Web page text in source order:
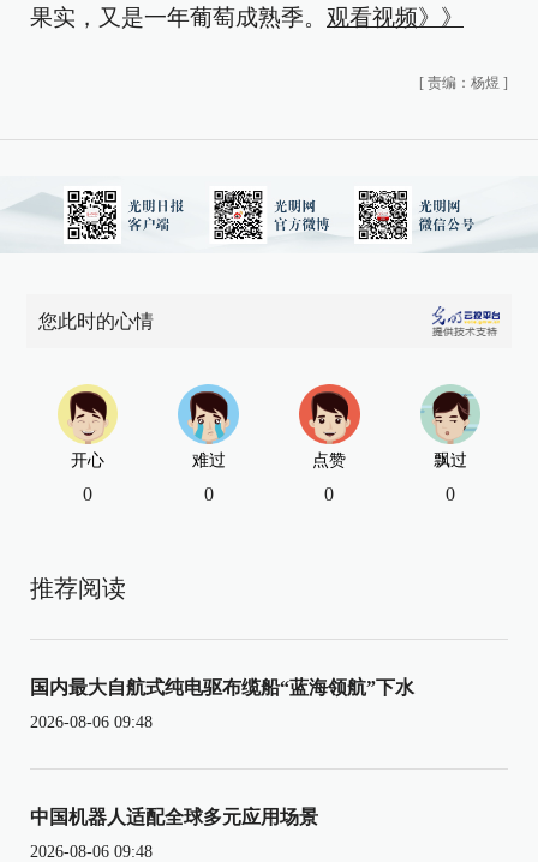
果实，又是一年葡萄成熟季。 观看视频》》
[ 责编：杨煜 ]
您此时的心情
开心
0
难过
0
点赞
0
飘过
0
推荐阅读
国内最大自航式纯电驱布缆船“蓝海领航”下水
2026-08-06 09:48
中国机器人适配全球多元应用场景
2026-08-06 09:48